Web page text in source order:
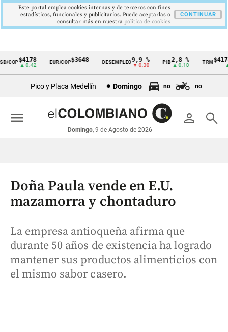
Cintillo
económicos
Colombia
$4178
▲ 0.42
EUR/COP$3648 DESEMPLEO9,9 %
▼ 0.30
2,8 %
▲ 0.10
TRM
▲
Pico y Placa Medellín Domingo no no
person search
Domingo, 9 de Agosto de 2026
menu
Doña Paula vende en E.U.
mazamorra y chontaduro
La empresa antioqueña afirma que
durante 50 años de existencia ha logrado
mantener sus productos alimenticios con
el mismo sabor casero.
Este portal emplea cookies internas y de terceros con fines
estadísticos, funcionales y publicitarios. Puede aceptarlas o
consultar más en nuestra politica de cookies
CONTINUAR